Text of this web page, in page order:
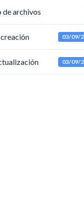
de archivos
creación 03/09/
03/09/